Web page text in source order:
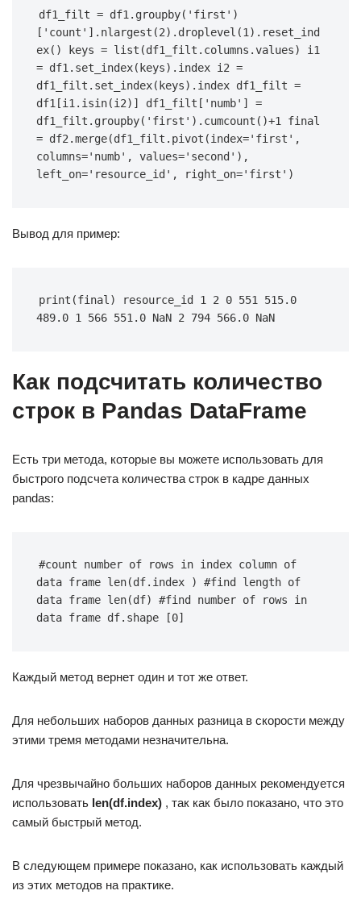
df1_filt = df1.groupby('first')
['count'].nlargest(2).droplevel(1).reset_ind
ex() keys = list(df1_filt.columns.values) i1
= df1.set_index(keys).index i2 =
df1_filt.set_index(keys).index df1_filt =
df1[i1.isin(i2)] df1_filt['numb'] =
df1_filt.groupby('first').cumcount()+1 final
= df2.merge(df1_filt.pivot(index='first',
columns='numb', values='second'),
left_on='resource_id', right_on='first')
Вывод для пример:
print(final) resource_id 1 2 0 551 515.0
489.0 1 566 551.0 NaN 2 794 566.0 NaN
Как подсчитать количество
строк в Pandas DataFrame
Есть три метода, которые вы можете использовать для
быстрого подсчета количества строк в кадре данных
pandas:
#count number of rows in index column of
data frame len(df.index ) #find length of
data frame len(df) #find number of rows in
data frame df.shape [0]
Каждый метод вернет один и тот же ответ.
Для небольших наборов данных разница в скорости между
этими тремя методами незначительна.
Для чрезвычайно больших наборов данных рекомендуется
использовать len(df.index) , так как было показано, что это
самый быстрый метод.
В следующем примере показано, как использовать каждый
из этих методов на практике.